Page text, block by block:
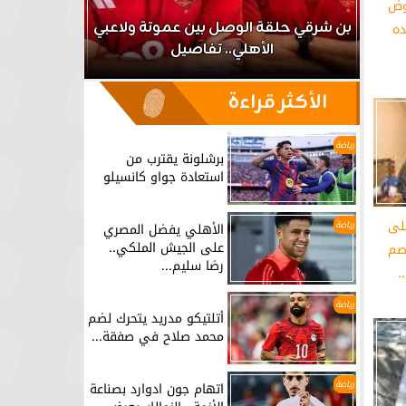
بن شرقي حلقة الوصل بين عموتة ولاعبي
الأهلي.. تفاصيل
الأكثر قراءة
رياضة
برشلونة يقترب من
استعادة جواو كانسيلو
رياضة الأهلي يفضل المصري
على الجيش الملكي..
رضا سليم...
رياضة
أتلتيكو مدريد يتحرك لضم
محمد صلاح في صفقة...
رياضة اتهام جون ادوارد بصناعة